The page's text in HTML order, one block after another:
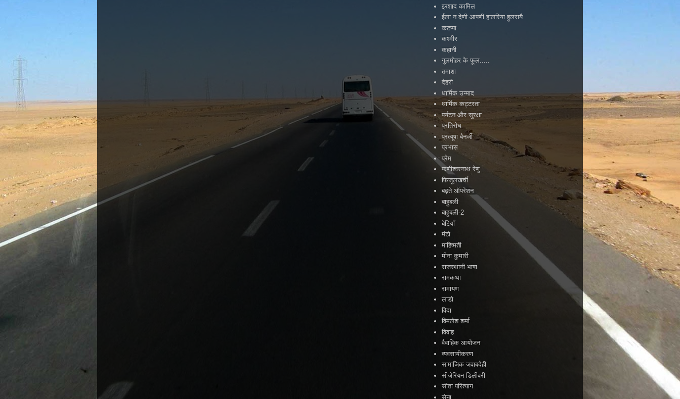
इरशाद कामिल
ईला न देणी आपणी हालरिया हुलरायै
कटप्पा
कश्मीर
कहानी
गुलमोहर के फूल.....
तमाशा
देहरी
धार्मिक उन्माद
धार्मिक कट्टरता
पर्यटन और सुरक्षा
प्रतिरोध
प्रत्यूषा बैनर्जी
प्रभास
प्रेम
फणीश्वरनाथ रेणु
फिजूलखर्ची
बढ़ते ऑपरेशन
बाहुबली
बाहुबली-2
बेटियाँ
मंटो
माहिष्मती
मीना कुमारी
राजस्थानी भाषा
रामकथा
रामायण
लाडो
विदा
विमलेश शर्मा
विवाह
वैवाहिक आयोजन
व्यवसायीकरण
सामाजिक जवाबदेही
सीजेरियन डिलीवरी
सीता परित्याग
सेना